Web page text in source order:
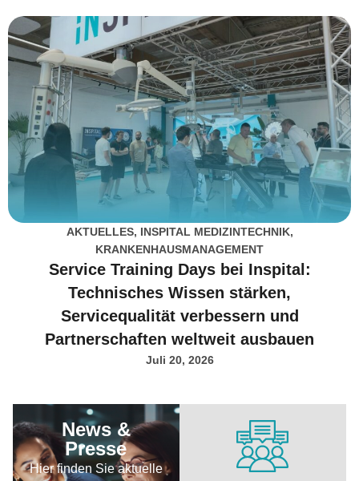
AKTUELLES, INSPITAL MEDIZINTECHNIK,
KRANKENHAUSMANAGEMENT
Service Training Days bei Inspital:
Technisches Wissen stärken,
Servicequalität verbessern und
Partnerschaften weltweit ausbauen
Juli 20, 2026
News &
Presse
Hier finden Sie aktuelle